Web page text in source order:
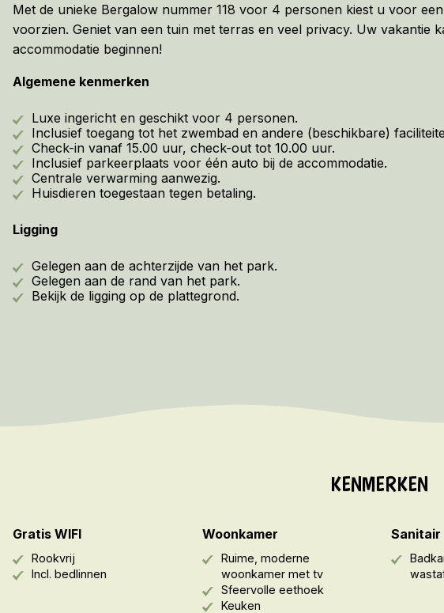
Met de unieke Bergalow nummer 118 voor 4 personen kiest u voor
voorzien. Geniet van een tuin met terras en veel privacy. Uw vakantie
accommodatie beginnen!
Algemene kenmerken
Luxe ingericht en geschikt voor 4 personen.
Inclusief toegang tot het zwembad en andere (beschikbare)
Check-in vanaf 15.00 uur, check-out tot 10.00 uur.
Inclusief parkeerplaats voor één auto bij de accommodatie.
Centrale verwarming aanwezig.
Huisdieren toegestaan tegen betaling.
Ligging
Gelegen aan de achterzijde van het park.
Gelegen aan de rand van het park.
Bekijk de ligging op de plattegrond.
KENMERKEN
Gratis WIFI
Rookvrij
Incl. bedlinnen
Woonkamer
Ruime, moderne
woonkamer met tv
Sfeervolle eethoek
Keuken
Sanitair